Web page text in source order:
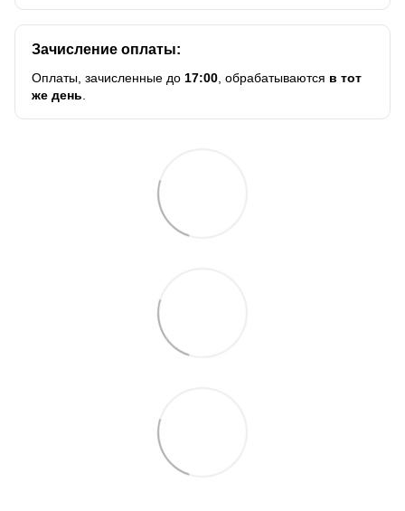
Зачисление оплаты:
Оплаты, зачисленные до 17:00, обрабатываются в тот
же день.